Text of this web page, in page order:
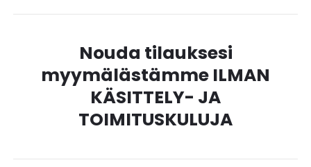
Nouda tilauksesi
myymälästämme ILMAN
KÄSITTELY- JA
TOIMITUSKULUJA